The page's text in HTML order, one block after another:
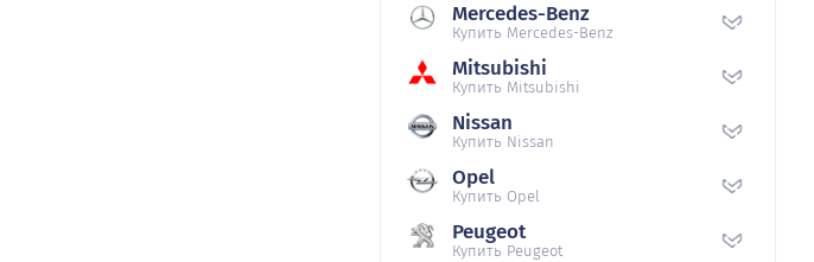
Mercedes-Benz
Купить Mercedes-Benz
Mitsubishi
Купить Mitsubishi
Nissan
Купить Nissan
Opel
Купить Opel
Peugeot
Купить Peugeot